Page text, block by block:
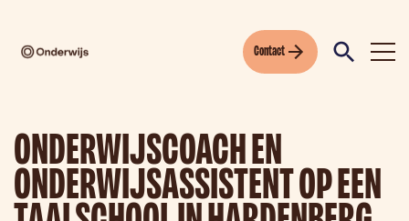
Contact
ONDERWIJSCOACH EN
ONDERWIJSASSISTENT OP EEN